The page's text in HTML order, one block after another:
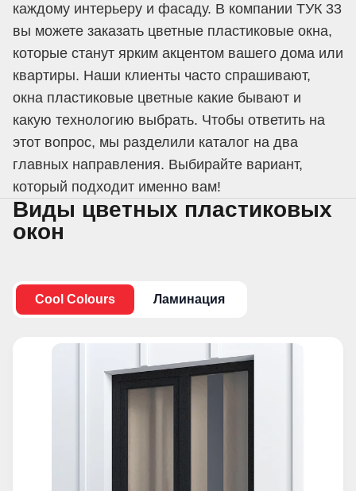
каждому интерьеру и фасаду. В компании ТУК 33
вы можете заказать цветные пластиковые окна,
которые станут ярким акцентом вашего дома или
квартиры. Наши клиенты часто спрашивают,
окна пластиковые цветные какие бывают и
какую технологию выбрать. Чтобы ответить на
этот вопрос, мы разделили каталог на два
главных направления. Выбирайте вариант,
который подходит именно вам!
Виды цветных пластиковых
окон
Cool Colours Ламинация